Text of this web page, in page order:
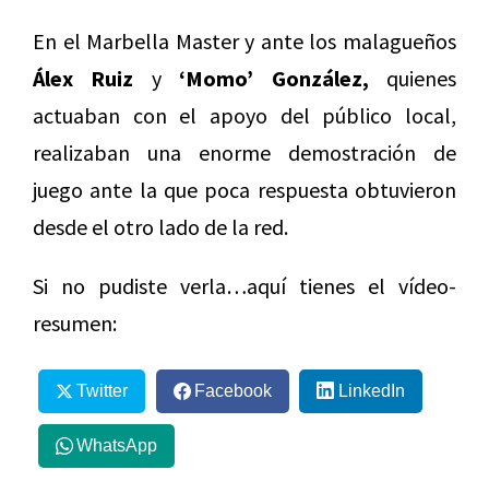
En el Marbella Master y ante los malagueños
Álex Ruiz y ‘Momo’ González, quienes
actuaban con el apoyo del público local,
realizaban una enorme demostración de
juego ante la que poca respuesta obtuvieron
desde el otro lado de la red.
Si no pudiste verla…aquí tienes el vídeo-
resumen:
Twitter Facebook LinkedIn
WhatsApp